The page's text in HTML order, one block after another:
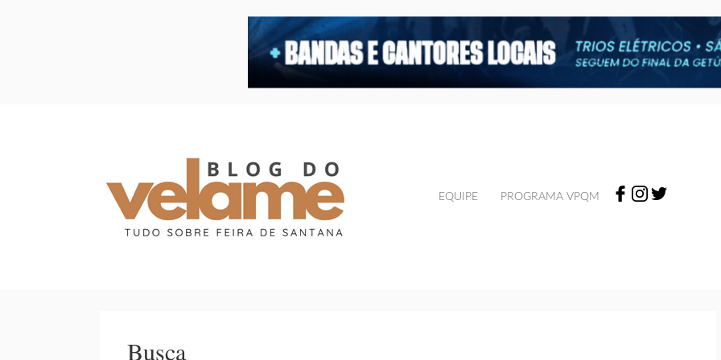
EQUIPE PROGRAMA VPQM
Busca